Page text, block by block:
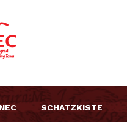
SCHATZKISTE